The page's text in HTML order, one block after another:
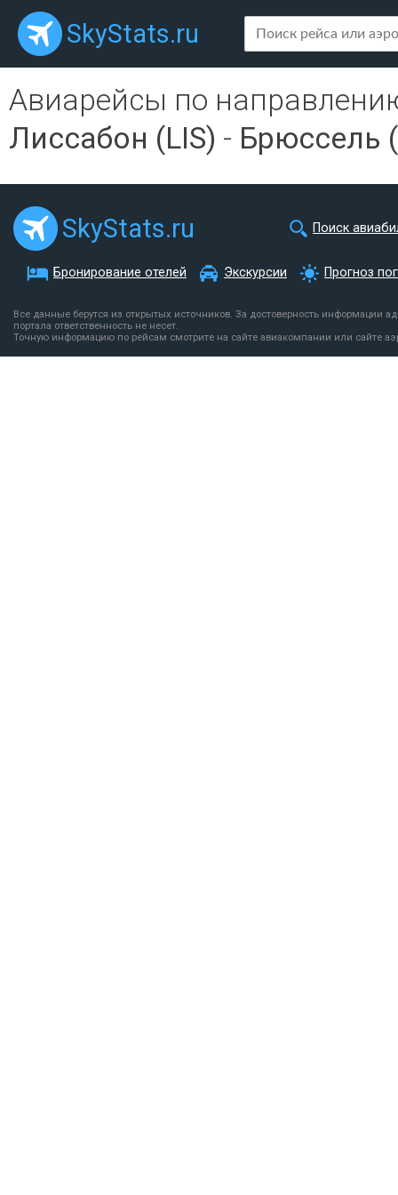
SkyStats.ru
Авиарейсы по
Лиссабон (LIS) - Брюссель
SkyStats.ru Поиск
Бронирование отелей Экскурсии Прогноз
Все данные берутся из открытых источников. За достоверность информации
портала ответственность не несет.
Точную информацию по рейсам смотрите на сайте авиакомпании или сайте